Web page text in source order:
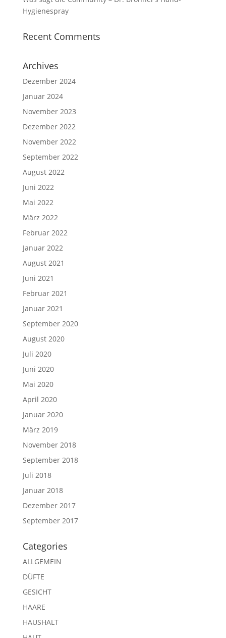
Hygienespray
Recent Comments
Archives
Dezember 2024
Januar 2024
November 2023
Dezember 2022
November 2022
September 2022
August 2022
Juni 2022
Mai 2022
März 2022
Februar 2022
Januar 2022
August 2021
Juni 2021
Februar 2021
Januar 2021
September 2020
August 2020
Juli 2020
Juni 2020
Mai 2020
April 2020
Januar 2020
März 2019
November 2018
September 2018
Juli 2018
Januar 2018
Dezember 2017
September 2017
Categories
ALLGEMEIN
DÜFTE
GESICHT
HAARE
HAUSHALT